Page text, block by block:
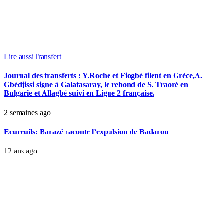
Lire aussiTransfert
Journal des transferts : Y.Roche et Fiogbé filent en Grèce,A.
Gbédjissi signe à Galatasaray, le rebond de S. Traoré en
Bulgarie et Allagbé suivi en Ligue 2 française.
2 semaines ago
Ecureuils: Barazé raconte l’expulsion de Badarou
12 ans ago